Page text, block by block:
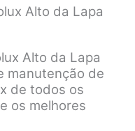
Alto da Lapa
Alto da Lapa
manutenção de
de todos os
os melhores